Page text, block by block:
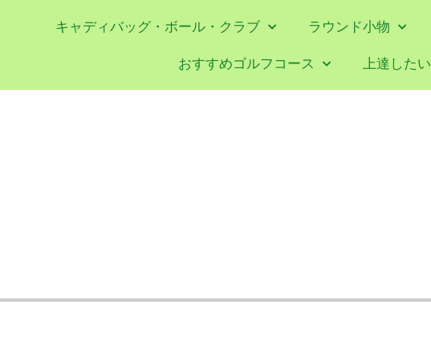
キャディバッグ・ボール・クラブ ラウンド小物
おすすめゴルフコース 上達したい